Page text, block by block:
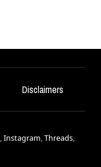
Disclaimers
,Instagram,Threads,